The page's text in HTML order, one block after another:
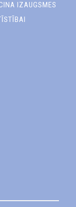
IZAUGSMES